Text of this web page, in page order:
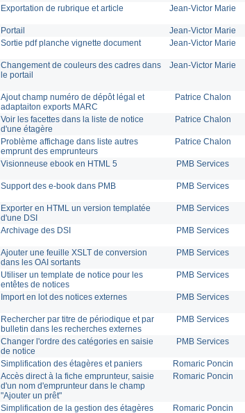
Exportation de rubrique et article Jean-Victor Marie
Portail Jean-Victor Marie
Sortie pdf planche vignette document Jean-Victor Marie
Changement de couleurs des cadres dans
le portail
Jean-Victor Marie
Ajout champ numéro de dépôt légal et
adaptaiton exports MARC
Patrice Chalon
Voir les facettes dans la liste de notice
d'une étagère
Patrice Chalon
Problème affichage dans liste autres
emprunt des emprunteurs
Patrice Chalon
Visionneuse ebook en HTML 5 PMB Services
Support des e-book dans PMB PMB Services
Exporter en HTML un version templatée
d'une DSI
PMB Services
Archivage des DSI PMB Services
Ajouter une feuille XSLT de conversion
dans les OAI sortants
PMB Services
Utiliser un template de notice pour les
entêtes de notices
PMB Services
Import en lot des notices externes PMB Services
Rechercher par titre de périodique et par
bulletin dans les recherches externes
PMB Services
Changer l'ordre des catégories en saisie
de notice
PMB Services
Simplification des étagères et paniers Romaric Poncin
Accès direct à la fiche emprunteur, saisie
d'un nom d'emprunteur dans le champ
"Ajouter un prêt"
Romaric Poncin
Simplification de la gestion des étagères Romaric Poncin